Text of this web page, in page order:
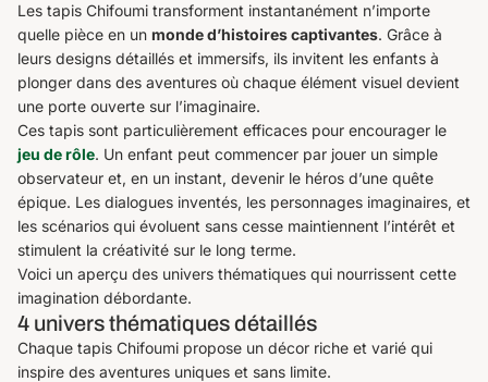
Les tapis Chifoumi transforment instantanément n’importe
quelle pièce en un monde d’histoires captivantes. Grâce à
leurs designs détaillés et immersifs, ils invitent les enfants à
plonger dans des aventures où chaque élément visuel devient
une porte ouverte sur l’imaginaire.
Ces tapis sont particulièrement efficaces pour encourager le
jeu de rôle. Un enfant peut commencer par jouer un simple
observateur et, en un instant, devenir le héros d’une quête
épique. Les dialogues inventés, les personnages imaginaires, et
les scénarios qui évoluent sans cesse maintiennent l’intérêt et
stimulent la créativité sur le long terme.
Voici un aperçu des univers thématiques qui nourrissent cette
imagination débordante.
4 univers thématiques détaillés
Chaque tapis Chifoumi propose un décor riche et varié qui
inspire des aventures uniques et sans limite.